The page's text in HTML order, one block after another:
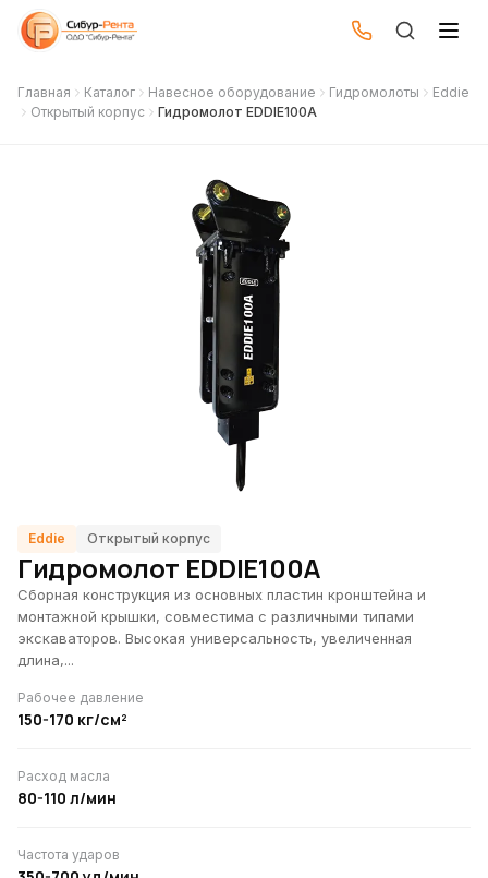
+375 44 5-
900-100
info@sibur-
renta.com
18:00, Сб–Вс:
выходной
Меню
Гидромолоты
Гидробуры и
вращатели
Ковши
Гидроножницы
Дробильные
ковши
Грейферы и
магниты
Вибропогружатели
адаптеры
Тилтротаторы
Прочее
Меню
смазки
Для дорожно-
строительной
техники
Для автомобильной
техники
Для
техники
Для станков и
оборудования
Главная Каталог Навесное оборудование Гидромолоты
Eddie
Открытый корпус
Гидромолот EDDIE100A
Eddie Открытый корпус
Гидромолот EDDIE100A
Сборная конструкция из основных пластин кронштейна и
монтажной крышки, совместима с различными типами
экскаваторов. Высокая универсальность, увеличенная
длина,...
Рабочее давление
150-170 кг/см²
Расход масла
80-110 л/мин
Частота ударов